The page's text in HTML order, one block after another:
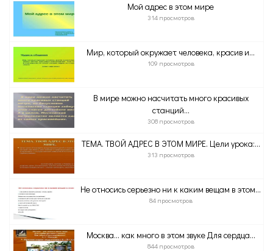
Мой адрес в этом мире
314 просмотров
Мир, который окружает человека, красив и...
109 просмотров
В мире можно насчитать много красивых
станций...
308 просмотров
ТЕМА. ТВОЙ АДРЕС В ЭТОМ МИРЕ. Цели урока:...
313 просмотров
Не относись серьезно ни к каким вещам в этом...
84 просмотров
Москва... как много в этом звуке Для сердца...
844 просмотров